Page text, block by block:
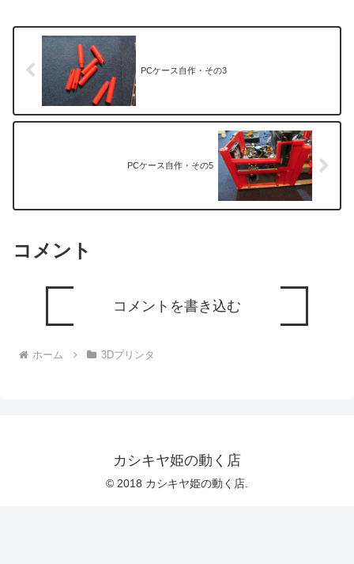
PCケース自作・その3
PCケース自作・その5
コメント
コメントを書き込む
ホーム 3Dプリンタ
カシキヤ姫の動く店
© 2018 カシキヤ姫の動く店.